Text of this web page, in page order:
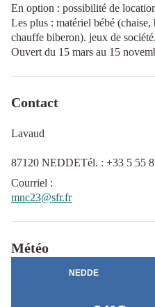
En option : possibilité de
Les plus : matériel bébé
chauffe biberon). jeux de société.
Ouvert du 15 mars au 15
Contact
Lavaud
87120 NEDDETél. : +33 5 55
Courriel :
mnc23@sfr.fr
Météo